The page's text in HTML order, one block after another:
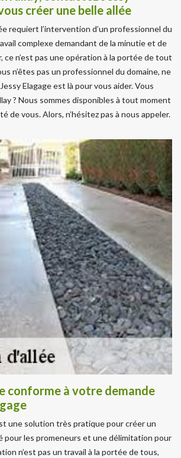
créer une belle allée
requiert l’intervention d’un professionnel du
complexe demandant de la minutie et de
n’est pas une opération à la portée de tout
n’êtes pas un professionnel du domaine, ne
Elagage est là pour vous aider. Vous
? Nous sommes disponibles à tout moment
de vous. Alors, n’hésitez pas à nous appeler.
conforme à votre demande
une solution très pratique pour créer un
pour les promeneurs et une délimitation pour
n’est pas un travail à la portée de tous,